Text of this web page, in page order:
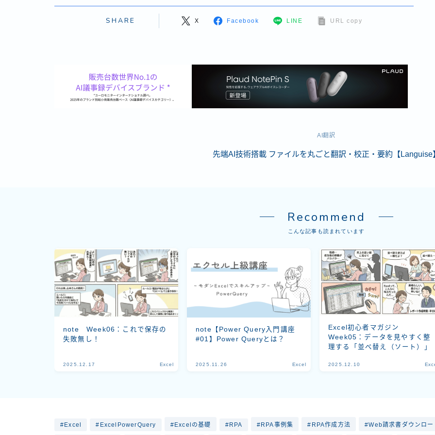
SHARE X Facebook LINE URL copy
AI翻訳
先端AI技術搭載 ファイルを丸ごと翻訳・校正・要約【Languise
Recommend
こんな記事も読まれています
note Week06：これで保存の
失敗無し！
2025.12.17 Excel
note【Power Query入門講座
#01】Power Queryとは？
2025.11.26 Excel
Excel初心者マガジン
Week05：データを見やすく整
理する「並べ替え（ソート）」
2025.12.10
Excel ExcelPowerQuery Excelの基礎 RPA RPA事例集 RPA作成方法 Web請求書ダウンロ